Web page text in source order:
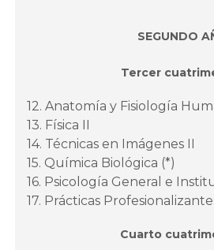
SEGUNDO
Tercer
12. Anatomía y Fisiología
13. Física II
14. Técnicas en Imágenes II
15. Química Biológica (*)
16. Psicología General e
17. Prácticas
Cuarto